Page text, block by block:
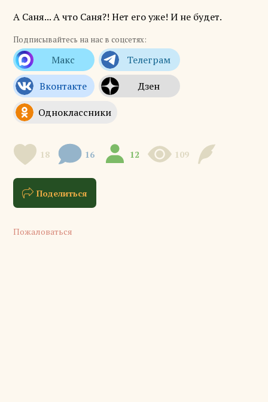
А Саня... А что Саня?! Нет его уже! И не будет.
Подписывайтесь на нас в соцсетях:
18 16 12 109
Поделиться
Пожаловаться